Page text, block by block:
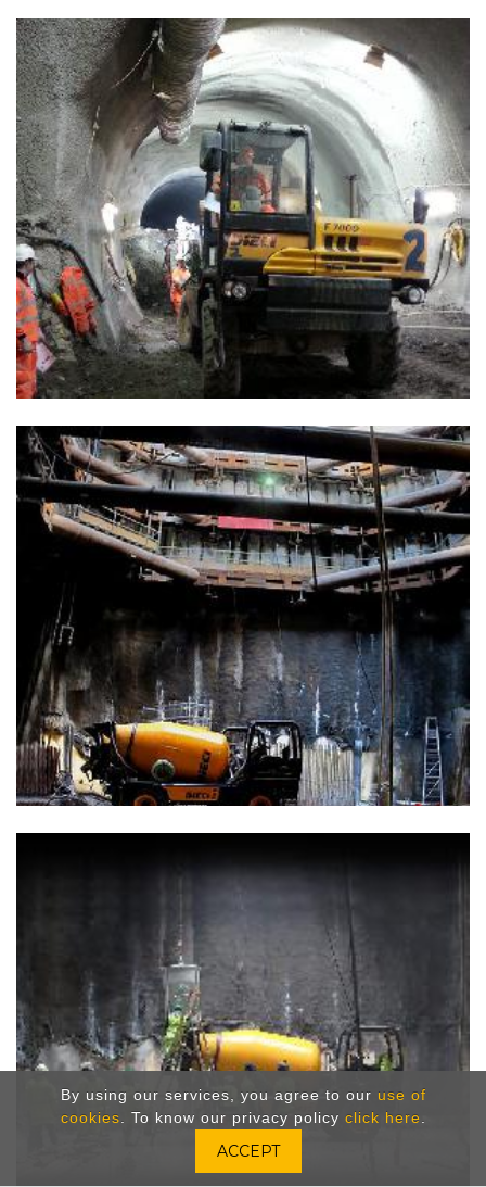
By using our services, you agree to our use of
cookies . To know our privacy policy click here.